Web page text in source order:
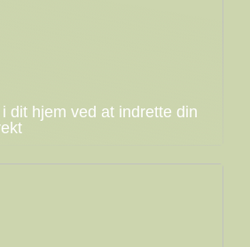
dit hjem ved at indrette din